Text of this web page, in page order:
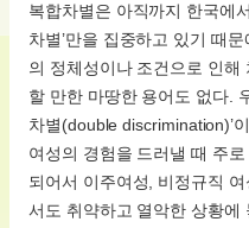
복합차별은 아직까지 한국에
차별’만을 집중하고 있기 때
의 정체성이나 조건으로 인해
할 만한 마땅한 용어도 없다.
차별(double discrimination)’
여성의 경험을 드러낼 때 주
되어서 이주여성, 비정규직
서도 취약하고 열악한 상황에